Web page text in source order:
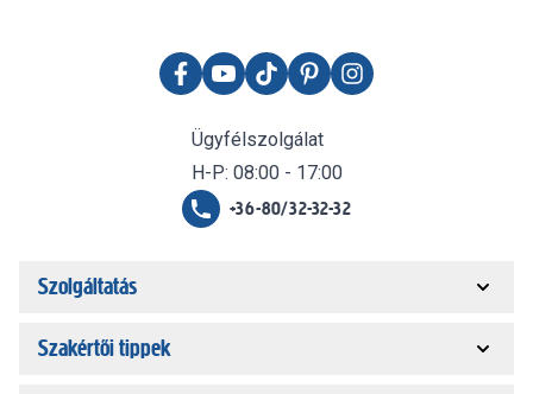
Ügyfélszolgálat
H-P: 08:00 - 17:00
+36-80/32-32-32
Szolgáltatás
Szakértői tippek